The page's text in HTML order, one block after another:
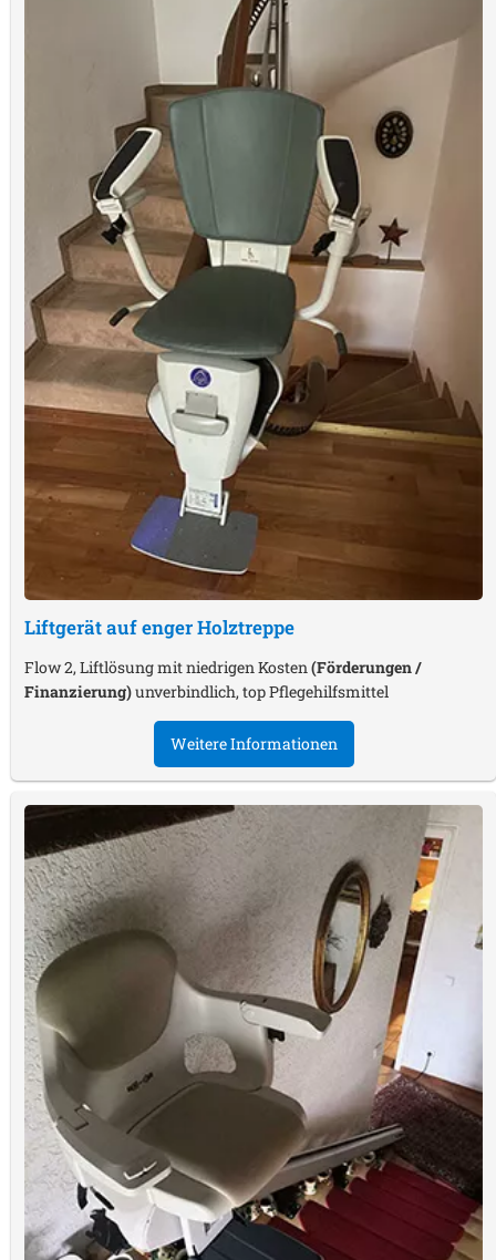
Liftgerät auf enger Holztreppe
Flow 2, Liftlösung mit niedrigen Kosten (Förderungen /
Finanzierung)unverbindlich, top Pflegehilfsmittel
Weitere Informationen